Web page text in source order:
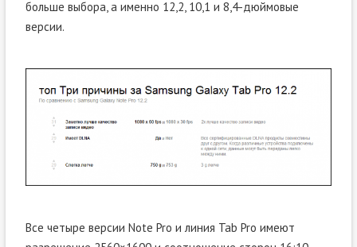
больше выбора, а именно 12,2, 10,1 и 8,4-дюймовые
версии.
Все четыре версии Note Pro и линия Tab Pro имеют